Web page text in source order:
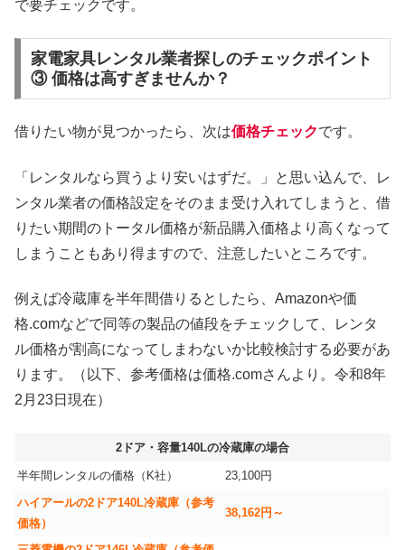
で要チェックです。
家電家具レンタル業者探しのチェックポイント
③ 価格は高すぎませんか？
借りたい物が見つかったら、次は価格チェックです。
「レンタルなら買うより安いはずだ。」と思い込んで、レ
ンタル業者の価格設定をそのまま受け入れてしまうと、借
りたい期間のトータル価格が新品購入価格より高くなって
しまうこともあり得ますので、注意したいところです。
例えば冷蔵庫を半年間借りるとしたら、Amazonや価
格.comなどで同等の製品の値段をチェックして、レンタ
ル価格が割高になってしまわないか比較検討する必要があ
ります。（以下、参考価格は価格.comさんより。令和8年
2月23日現在）
2ドア・容量140Lの冷蔵庫の場合
半年間レンタルの価格（K社）
23,100円
ハイアールの2ドア140L冷蔵庫（参考
価格）
38,162円～